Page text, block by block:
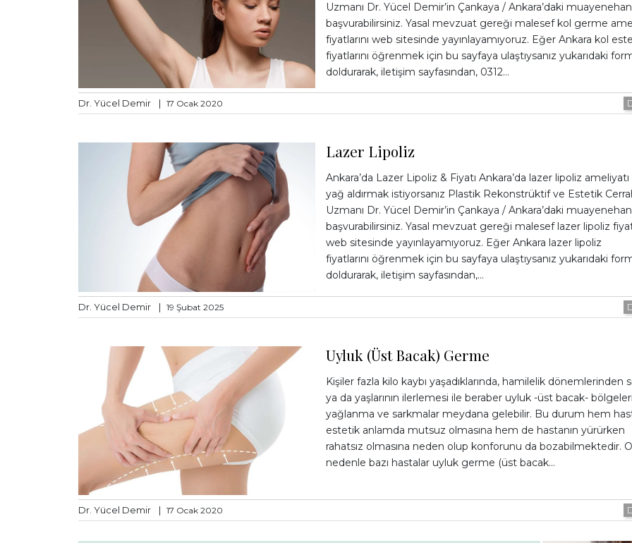
Uzmanı Dr. Yücel Demir’in Çankaya / Ankara’daki
başvurabilirsiniz. Yasal mevzuat gereği malesef kol germe
fiyatlarını web sitesinde yayınlayamıyoruz. Eğer Ankara kol
fiyatlarını öğrenmek için bu sayfaya ulaştıysanız yukarıdaki
doldurarak, iletişim sayfasından, 0312…
Dr. Yücel Demir 17 Ocak 2020
Lazer Lipoliz
Ankara’da Lazer Lipoliz & Fiyatı Ankara’da lazer lipoliz ameliyatı
yağ aldırmak istiyorsanız Plastik Rekonstrüktif ve Estetik
Uzmanı Dr. Yücel Demir’in Çankaya / Ankara’daki
başvurabilirsiniz. Yasal mevzuat gereği malesef lazer lipoliz
web sitesinde yayınlayamıyoruz. Eğer Ankara lazer lipoliz
fiyatlarını öğrenmek için bu sayfaya ulaştıysanız yukarıdaki
doldurarak, iletişim sayfasından,…
Dr. Yücel Demir | 19 Şubat 2025
Uyluk (Üst Bacak) Germe
Kişiler fazla kilo kaybı yaşadıklarında, hamilelik dönemlerinden
ya da yaşlarının ilerlemesi ile beraber uyluk -üst bacak-
yağlanma ve sarkmalar meydana gelebilir. Bu durum hem
estetik anlamda mutsuz olmasına hem de hastanın yürürken
rahatsız olmasına neden olup konforunu da bozabilmektedir. O
nedenle bazı hastalar uyluk germe (üst bacak…
Dr. Yücel Demir | 17 Ocak 2020